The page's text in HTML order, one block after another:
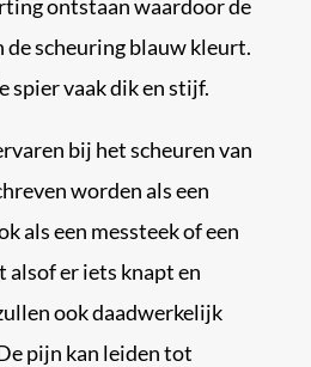
ontstaan waardoor de
de scheuring blauw kleurt.
spier vaak dik en stijf.
bij het scheuren van
worden als een
als een messteek of een
alsof er iets knapt en
ook daadwerkelijk
pijn kan leiden tot